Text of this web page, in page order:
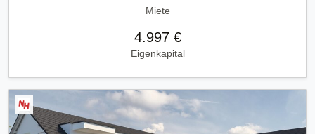
Miete
4.997 €
Eigenkapital